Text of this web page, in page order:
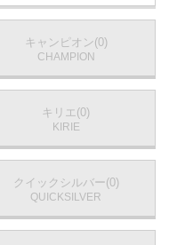
キャンピオン(0)
CHAMPION
キリエ(0)
KIRIE
クイックシルバー(0)
QUICKSILVER